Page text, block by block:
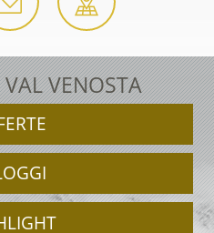
VENOSTA